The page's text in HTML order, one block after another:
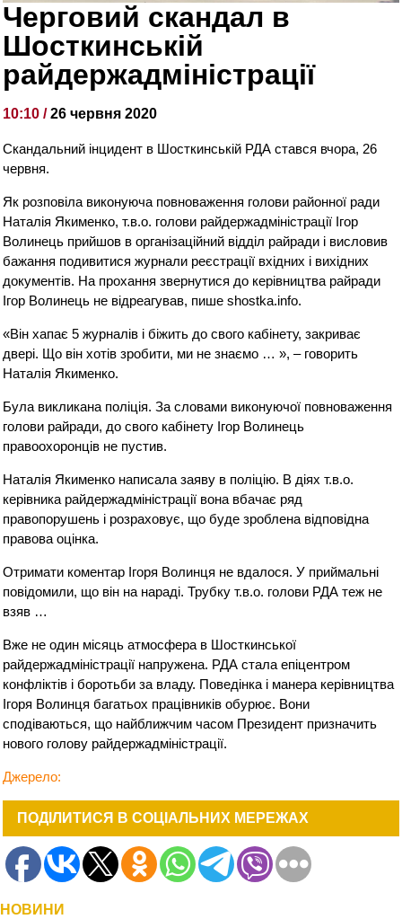
Черговий скандал в
Шосткинській
райдержадміністрації
10:10 /26 червня 2020
Скандальний інцидент в Шосткинській РДА стався вчора, 26
червня.
Як розповіла виконуюча повноваження голови районної ради
Наталія Якименко, т.в.о. голови райдержадміністрації Ігор
Волинець прийшов в організаційний відділ райради і висловив
бажання подивитися журнали реєстрації вхідних і вихідних
документів. На прохання звернутися до керівництва райради
Ігор Волинець не відреагував, пише shostka.info.
«Він хапає 5 журналів і біжить до свого кабінету, закриває
двері. Що він хотів зробити, ми не знаємо … », – говорить
Наталія Якименко.
Була викликана поліція. За словами виконуючої повноваження
голови райради, до свого кабінету Ігор Волинець
правоохоронців не пустив.
Наталія Якименко написала заяву в поліцію. В діях т.в.о.
керівника райдержадміністрації вона вбачає ряд
правопорушень і розраховує, що буде зроблена відповідна
правова оцінка.
Отримати коментар Ігоря Волинця не вдалося. У приймальні
повідомили, що він на нараді. Трубку т.в.о. голови РДА теж не
взяв …
Вже не один місяць атмосфера в Шосткинської
райдержадміністрації напружена. РДА стала епіцентром
конфліктів і боротьби за владу. Поведінка і манера керівництва
Ігоря Волинця багатьох працівників обурює. Вони
сподіваються, що найближчим часом Президент призначить
нового голову райдержадміністрації.
Джерело:
ПОДІЛИТИСЯ В СОЦІАЛЬНИХ МЕРЕЖАХ
НОВИНИ